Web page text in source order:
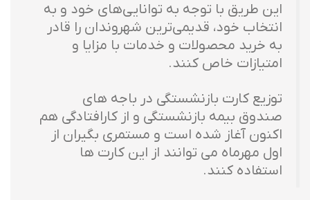
این طریق با توجه به توانایی‌های خود و به
انتخاب خود، قدیمی‌ترین شهروندان را قادر
به خرید محصولات و خدمات با مزایا و
امتیازات خاص کنند.
توزیع کارت بازنشستگی در باجه های
صندوق بیمه بازنشستگی و از کارافتادگی هم
اکنون آغاز شده است و مستمری بگیران از
اول مهرماه می توانند از این کارت ها
استفاده کنند.